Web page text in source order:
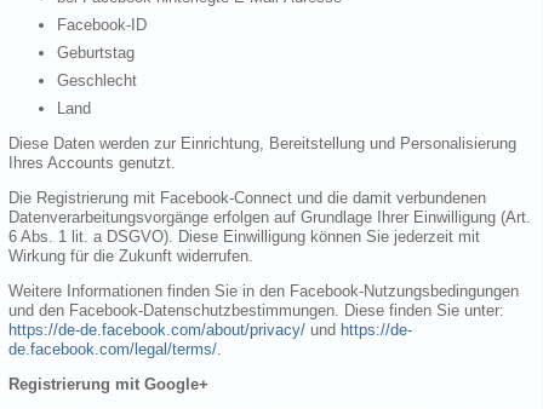
Facebook-ID
Geburtstag
Geschlecht
Land
Diese Daten werden zur Einrichtung, Bereitstellung und Personalisierung
Ihres Accounts genutzt.
Die Registrierung mit Facebook-Connect und die damit verbundenen
Datenverarbeitungsvorgänge erfolgen auf Grundlage Ihrer Einwilligung (Art.
6 Abs. 1 lit. a DSGVO). Diese Einwilligung können Sie jederzeit mit
Wirkung für die Zukunft widerrufen.
Weitere Informationen finden Sie in den Facebook-Nutzungsbedingungen
und den Facebook-Datenschutzbestimmungen. Diese finden Sie unter:
https://de-de.facebook.com/about/privacy/ und https://de-
de.facebook.com/legal/terms/.
Registrierung mit Google+